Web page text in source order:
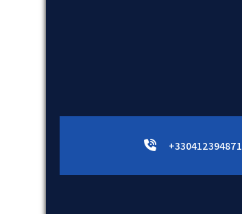
+330412394871